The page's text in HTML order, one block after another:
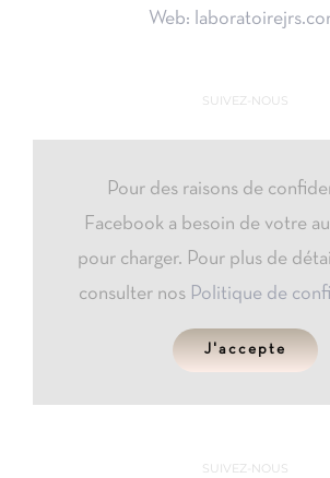
Web:
SUIVEZ-NOUS
Pour des raisons de
Facebook a besoin de votre
pour charger. Pour plus de
consulter nos Politique de
J'accepte
SUIVEZ-NOUS